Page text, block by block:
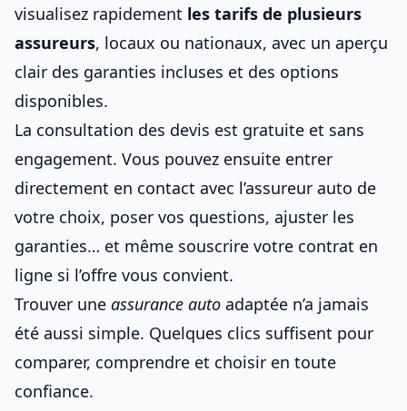
visualisez rapidement les tarifs de plusieurs
assureurs, locaux ou nationaux, avec un aperçu
clair des garanties incluses et des options
disponibles.
La consultation des devis est gratuite et sans
engagement. Vous pouvez ensuite entrer
directement en contact avec l’assureur auto de
votre choix, poser vos questions, ajuster les
garanties… et même souscrire votre contrat en
ligne si l’offre vous convient.
Trouver une assurance auto adaptée n’a jamais
été aussi simple. Quelques clics suffisent pour
comparer, comprendre et choisir en toute
confiance.